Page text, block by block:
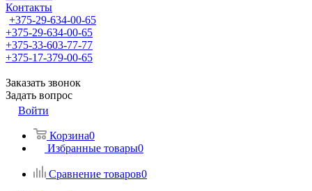
Контакты
+375-29-634-00-65
+375-29-634-00-65
+375-33-603-77-77
+375-17-379-00-65
Заказать звонок
Задать вопрос
Войти
Корзина0
Избранные товары0
Сравнение товаров0